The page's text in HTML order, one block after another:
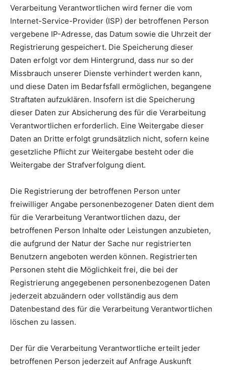
Verarbeitung Verantwortlichen wird ferner die vom
Internet-Service-Provider (ISP) der betroffenen Person
vergebene IP-Adresse, das Datum sowie die Uhrzeit der
Registrierung gespeichert. Die Speicherung dieser
Daten erfolgt vor dem Hintergrund, dass nur so der
Missbrauch unserer Dienste verhindert werden kann,
und diese Daten im Bedarfsfall ermöglichen, begangene
Straftaten aufzuklären. Insofern ist die Speicherung
dieser Daten zur Absicherung des für die Verarbeitung
Verantwortlichen erforderlich. Eine Weitergabe dieser
Daten an Dritte erfolgt grundsätzlich nicht, sofern keine
gesetzliche Pflicht zur Weitergabe besteht oder die
Weitergabe der Strafverfolgung dient.
Die Registrierung der betroffenen Person unter
freiwilliger Angabe personenbezogener Daten dient dem
für die Verarbeitung Verantwortlichen dazu, der
betroffenen Person Inhalte oder Leistungen anzubieten,
die aufgrund der Natur der Sache nur registrierten
Benutzern angeboten werden können. Registrierten
Personen steht die Möglichkeit frei, die bei der
Registrierung angegebenen personenbezogenen Daten
jederzeit abzuändern oder vollständig aus dem
Datenbestand des für die Verarbeitung Verantwortlichen
löschen zu lassen.
Der für die Verarbeitung Verantwortliche erteilt jeder
betroffenen Person jederzeit auf Anfrage Auskunft